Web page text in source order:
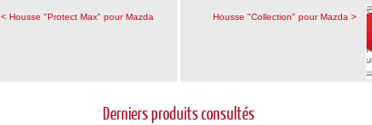
< Housse "Protect Max" pour Mazda Housse "Collection" pour Mazda >
Derniers produits consultés